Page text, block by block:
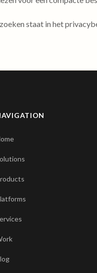
staat in het